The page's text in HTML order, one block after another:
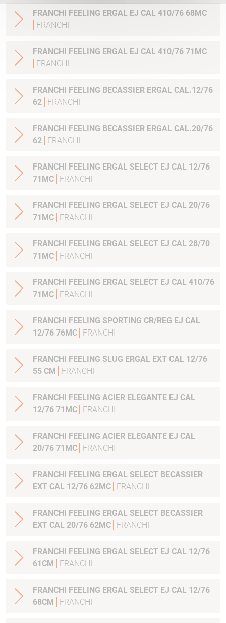
FRANCHI FEELING ERGAL EJ CAL 410/76 68MC
FRANCHI
FRANCHI FEELING ERGAL EJ CAL 410/76 71MC
FRANCHI
FRANCHI FEELING BECASSIER ERGAL CAL.12/76
62
FRANCHI
FRANCHI FEELING BECASSIER ERGAL CAL.20/76
62
FRANCHI
FRANCHI FEELING ERGAL SELECT EJ CAL 12/76
71MC
FRANCHI
FRANCHI FEELING ERGAL SELECT EJ CAL 20/76
71MC
FRANCHI
FRANCHI FEELING ERGAL SELECT EJ CAL 28/70
71MC
FRANCHI
FRANCHI FEELING ERGAL SELECT EJ CAL 410/76
71MC
FRANCHI
FRANCHI FEELING SPORTING CR/REG EJ CAL
12/76 76MC
FRANCHI
FRANCHI FEELING SLUG ERGAL EXT CAL 12/76
55 CM
FRANCHI
FRANCHI FEELING ACIER ELEGANTE EJ CAL
12/76 71MC
FRANCHI
FRANCHI FEELING ACIER ELEGANTE EJ CAL
20/76 71MC
FRANCHI
FRANCHI FEELING ERGAL SELECT BECASSIER
EXT CAL 12/76 62MC
FRANCHI
FRANCHI FEELING ERGAL SELECT BECASSIER
EXT CAL 20/76 62MC
FRANCHI
FRANCHI FEELING ERGAL SELECT EJ CAL 12/76
61CM
FRANCHI
FRANCHI FEELING ERGAL SELECT EJ CAL 12/76
68CM
FRANCHI